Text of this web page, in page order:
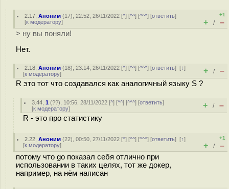
2.17 ,Аноним (17), 22:52, 26/11/2022 [^] [^^] [^^^] [ответить]
[к модератору]
+1
+ / –
> ну вы поняли!
Нет.
2.18 ,Аноним (18), 23:14, 26/11/2022 [^] [^^] [^^^] [ответить][↓]
[к модератору] + / –
R это тот что создавался как аналогичный языку S ?
3.44 ,1 (??), 10:56, 28/11/2022 [^] [^^] [^^^] [ответить]
[к модератору] + / –
R - это про статистику
2.22 ,Аноним (22), 00:50, 27/11/2022 [^] [^^] [^^^] [ответить][↑]
[к модератору]
+1
+ / –
потому что go показал себя отлично при
использовании в таких целях, тот же докер,
например, на нём написан